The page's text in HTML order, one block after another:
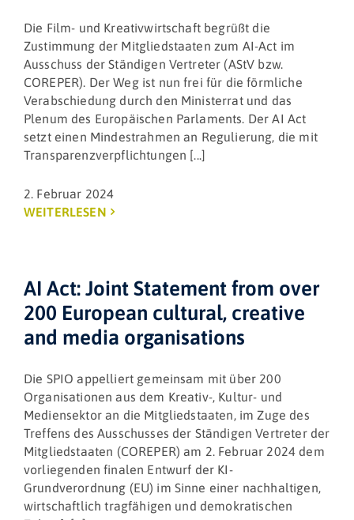
Die Film- und Kreativwirtschaft begrüßt die
Zustimmung der Mitgliedstaaten zum AI-Act im
Ausschuss der Ständigen Vertreter (AStV bzw.
COREPER). Der Weg ist nun frei für die förmliche
Verabschiedung durch den Ministerrat und das
Plenum des Europäischen Parlaments. Der AI Act
setzt einen Mindestrahmen an Regulierung, die mit
Transparenzverpflichtungen [...]
2. Februar 2024
WEITERLESEN
AI Act: Joint Statement from over
200 European cultural, creative
and media organisations
Die SPIO appelliert gemeinsam mit über 200
Organisationen aus dem Kreativ-, Kultur- und
Mediensektor an die Mitgliedstaaten, im Zuge des
Treffens des Ausschusses der Ständigen Vertreter der
Mitgliedstaaten (COREPER) am 2. Februar 2024 dem
vorliegenden finalen Entwurf der KI-
Grundverordnung (EU) im Sinne einer nachhaltigen,
wirtschaftlich tragfähigen und demokratischen